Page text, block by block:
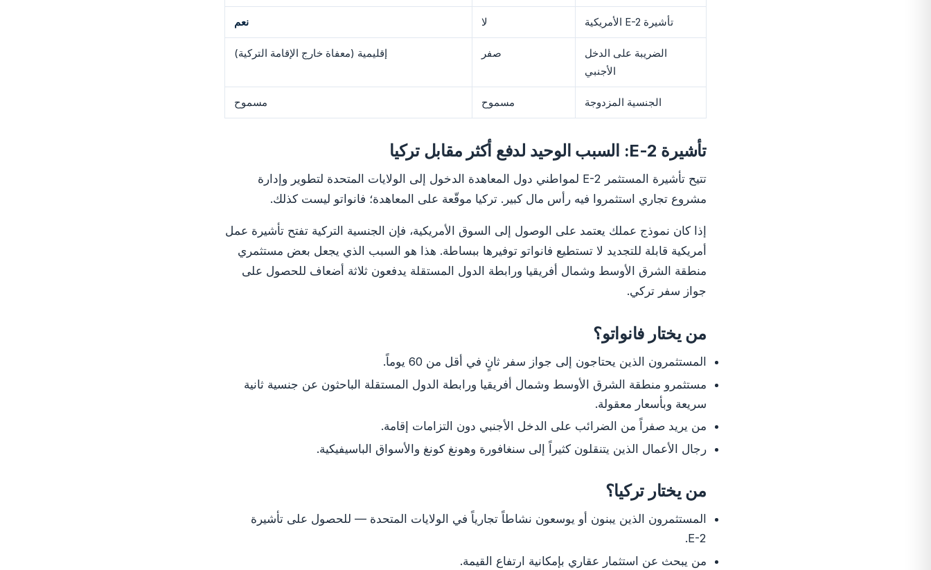
تأشيرة E-2 الأمريكية لا نعم
الضريبة على الدخل
الأجنبي
صفر إقليمية (معفاة خارج الإقامة التركية)
الجنسية المزدوجة مسموح مسموح
تأشيرة E-2: السبب الوحيد لدفع أكثر مقابل تركيا
تتيح تأشيرة المستثمر E-2 لمواطني دول المعاهدة الدخول إلى الولايات المتحدة لتطوير وإدارة
مشروع تجاري استثمروا فيه رأس مال كبير. تركيا موقّعة على المعاهدة؛ فانواتو ليست كذلك.
إذا كان نموذج عملك يعتمد على الوصول إلى السوق الأمريكية، فإن الجنسية التركية تفتح تأشيرة عمل
أمريكية قابلة للتجديد لا تستطيع فانواتو توفيرها ببساطة. هذا هو السبب الذي يجعل بعض مستثمري
منطقة الشرق الأوسط وشمال أفريقيا ورابطة الدول المستقلة يدفعون ثلاثة أضعاف للحصول على
جواز سفر تركي.
من يختار فانواتو؟
المستثمرون الذين يحتاجون إلى جواز سفر ثانٍ في أقل من 60 يوماً.
مستثمرو منطقة الشرق الأوسط وشمال أفريقيا ورابطة الدول المستقلة الباحثون عن جنسية ثانية
سريعة وبأسعار معقولة.
من يريد صفراً من الضرائب على الدخل الأجنبي دون التزامات إقامة.
رجال الأعمال الذين يتنقلون كثيراً إلى سنغافورة وهونغ كونغ والأسواق الباسيفيكية.
من يختار تركيا؟
المستثمرون الذين يبنون أو يوسعون نشاطاً تجارياً في الولايات المتحدة — للحصول على تأشيرة
E-2.
من يبحث عن استثمار عقاري بإمكانية ارتفاع القيمة.